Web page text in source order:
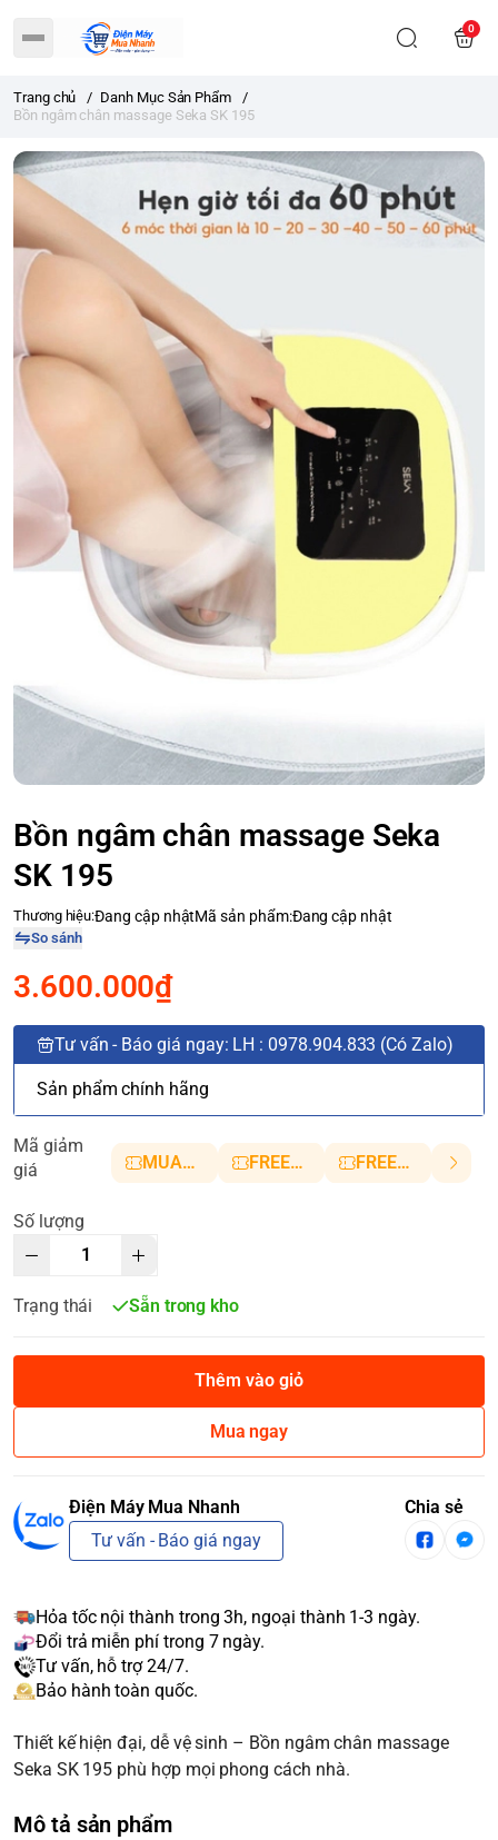
0
Trang chủ / Danh Mục Sản Phẩm
/
Bồn ngâm chân massage Seka SK 195
Bồn ngâm chân massage Seka
SK 195
Thương hiệu:Đang cập nhậtMã sản phẩm:Đang cập nhật
So sánh
3.600.000₫
Tư vấn - Báo giá ngay: LH : 0978.904.833 (Có Zalo)
Sản phẩm chính hãng
Mã giảm
giá
MUANHANH01 FREESHIP5 FREESHIP10
Số lượng
Trạng thái Sẵn trong kho
Thêm vào giỏ
Mua ngay
Điện Máy Mua Nhanh
Tư vấn - Báo giá ngay
Chia sẻ
Hỏa tốc nội thành trong 3h, ngoại thành 1-3 ngày.
Đổi trả miễn phí trong 7 ngày.
Tư vấn, hỗ trợ 24/7.
Bảo hành toàn quốc.
Thiết kế hiện đại, dễ vệ sinh – Bồn ngâm chân massage
Seka SK 195 phù hợp mọi phong cách nhà.
Mô tả sản phẩm